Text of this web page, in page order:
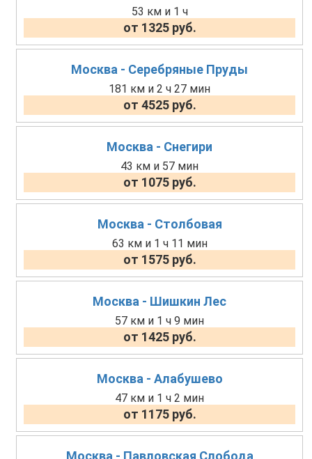
53 км и 1 ч
от 1325 руб.
Москва - Серебряные Пруды
181 км и 2 ч 27 мин
от 4525 руб.
Москва - Снегири
43 км и 57 мин
от 1075 руб.
Москва - Столбовая
63 км и 1 ч 11 мин
от 1575 руб.
Москва - Шишкин Лес
57 км и 1 ч 9 мин
от 1425 руб.
Москва - Алабушево
47 км и 1 ч 2 мин
от 1175 руб.
Москва - Павловская Слобода